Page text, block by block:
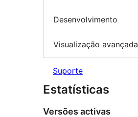
Desenvolvimento
Visualização avançada
Suporte
Estatísticas
Versões activas